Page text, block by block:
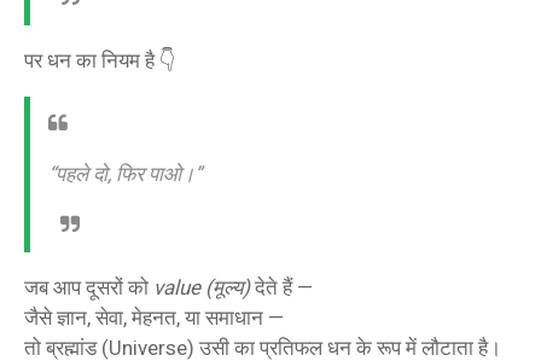
पर धन का नियम है 👇
“पहले दो, फिर पाओ।”
जब आप दूसरों को value (मूल्य)देते हैं —
जैसे ज्ञान, सेवा, मेहनत, या समाधान —
तो ब्रह्मांड (Universe) उसी का प्रतिफल धन के रूप में लौटाता है।